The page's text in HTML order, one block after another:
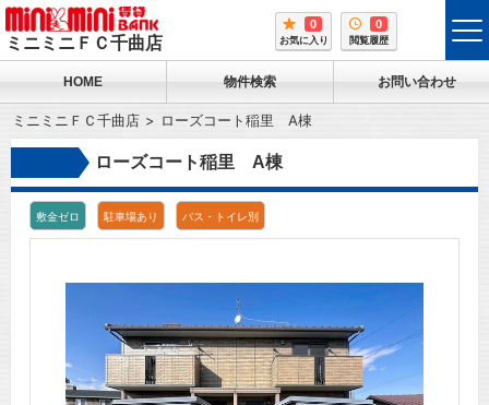
ミニミニＦＣ千曲店
0
お気に入り
0
閲覧履歴
HOME 物件検索 お問い合わせ
ミニミニＦＣ千曲店 ローズコート稲里 A棟
ローズコート稲里 A棟
敷金ゼロ 駐車場あり バス・トイレ別